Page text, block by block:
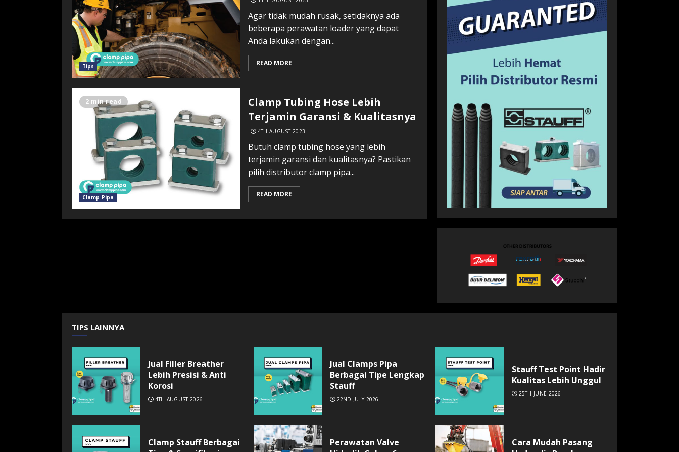
Tips
Agar tidak mudah rusak, setidaknya ada
beberapa perawatan loader yang dapat
Anda lakukan dengan...
READ MORE
2 min read
Clamp Pipa
Clamp Tubing Hose Lebih
Terjamin Garansi & Kualitasnya
4TH AUGUST 2023
Butuh clamp tubing hose yang lebih
terjamin garansi dan kualitasnya? Pastikan
pilih distributor clamp pipa...
READ MORE
TIPS LAINNYA
Jual Filler Breather
Lebih Presisi & Anti
Korosi
4TH AUGUST 2026
Jual Clamps Pipa
Berbagai Tipe Lengkap
Stauff
22ND JULY 2026
Stauff Test Point Hadir
Kualitas Lebih Unggul
25TH JUNE 2026
Clamp Stauff Berbagai
Perawatan Valve
Cara Mudah Pasang